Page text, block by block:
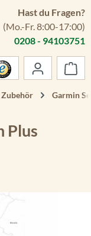
Hast du Fragen?
(Mo.-Fr. 8:00-17:00)
0208 - 94103751
Garmin
Plus